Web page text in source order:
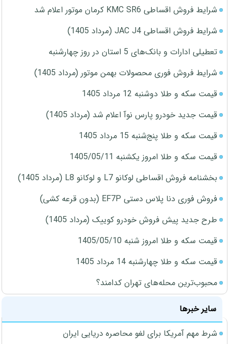
شرایط فروش اقساطی KMC SR6 کرمان موتور اعلام شد
شرایط فروش اقساطی JAC J4 (مرداد 1405)
تعطیلی ادارات و بانک‌های 5 استان در روز چهارشنبه
شرایط فروش فوری محصولات بهمن موتور (مرداد 1405)
قیمت سکه و طلا دوشنبه 12 مرداد 1405
قیمت جدید خودرو پارس نوآ اعلام شد (مرداد 1405)
قیمت سکه و طلا پنج‌شنبه 15 مرداد 1405
قیمت سکه و طلا امروز یکشنبه 1405/05/11
بخشنامه فروش اقساطی لوکانو L7 و لوکانو L8 (مرداد 1405)
فروش فوری دنا پلاس دستی EF7P (بدون قرعه کشی)
طرح جدید پیش فروش خودرو کوییک (مرداد 1405)
قیمت سکه و طلا امروز شنبه 1405/05/10
قیمت سکه و طلا چهارشنبه 14 مرداد 1405
محبوب‌ترین محله‌های تهران کدامند؟
سایر خبرها
شرط مهم آمریکا برای لغو محاصره دریایی ایران